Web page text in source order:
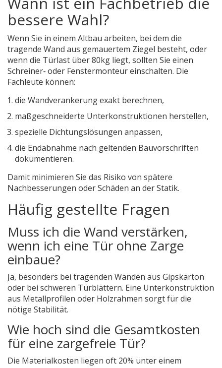
bessere Wahl?
Wenn Sie in einem Altbau arbeiten, bei dem die
tragende Wand aus gemauertem Ziegel besteht, oder
wenn die Türlast über 80kg liegt, sollten Sie einen
Schreiner‑ oder Fenstermonteur einschalten. Die
Fachleute können:
die Wandverankerung exakt berechnen,
maßgeschneiderte Unterkonstruktionen herstellen,
spezielle Dichtungslösungen anpassen,
die Endabnahme nach geltenden Bauvorschriften
dokumentieren.
Damit minimieren Sie das Risiko von spätere
Nachbesserungen oder Schäden an der Statik.
Häufig gestellte Fragen
Muss ich die Wand verstärken,
wenn ich eine Tür ohne Zarge
einbaue?
Ja, besonders bei tragenden Wänden aus Gipskarton
oder bei schweren Türblättern. Eine Unterkonstruktion
aus Metallprofilen oder Holzrahmen sorgt für die
nötige Stabilität.
Wie hoch sind die Gesamtkosten
für eine zargefreie Tür?
Die Materialkosten liegen oft 20% unter einem